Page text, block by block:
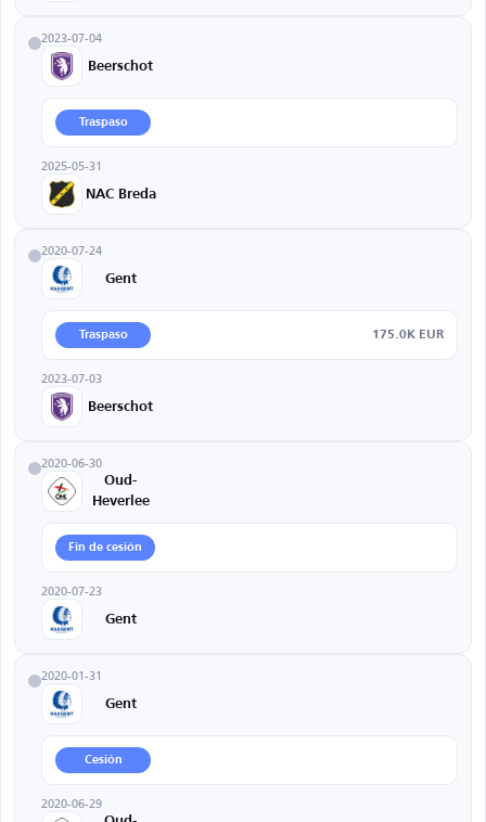
2023-07-04
Beerschot
Traspaso
2025-05-31
NAC Breda
2020-07-24
Gent
Traspaso 175.0K EUR
2023-07-03
Beerschot
2020-06-30
Oud-
Heverlee
Fin de cesión
2020-07-23
Gent
2020-01-31
Gent
Cesión
2020-06-29